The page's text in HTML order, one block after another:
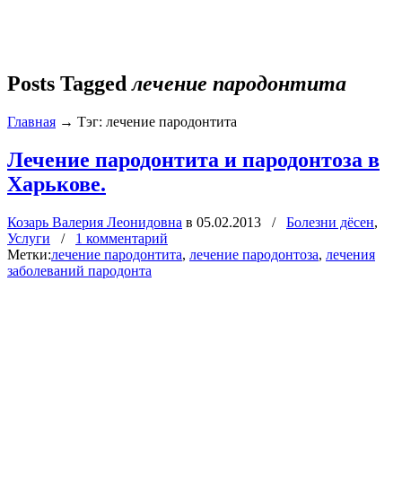
Posts Taggedлечение пародонтита
Главная → Тэг: лечение пародонтита
Лечение пародонтита и пародонтоза в
Харькове.
Козарь Валерия Леонидовна в 05.02.2013 / Болезни дёсен,
Услуги
/ 1 комментарий
Метки:лечение пародонтита, лечение пародонтоза, лечения
заболеваний пародонта